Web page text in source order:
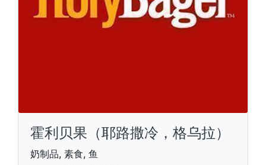
霍利贝果（耶路撒冷，格乌拉）
奶制品, 素食, 鱼